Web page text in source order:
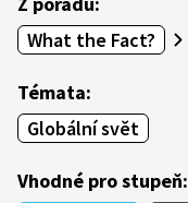
What the Fact?
Témata:
Globální svět
Vhodné pro stupeň: